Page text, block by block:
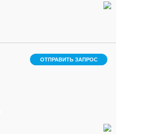
ОТПРАВИТЬ ЗАПРОС